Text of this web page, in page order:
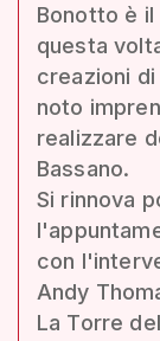
Bonotto è il
questa
creazioni
noto
realizzare
Bassano.
Si rinnova
con
Andy
La Torre